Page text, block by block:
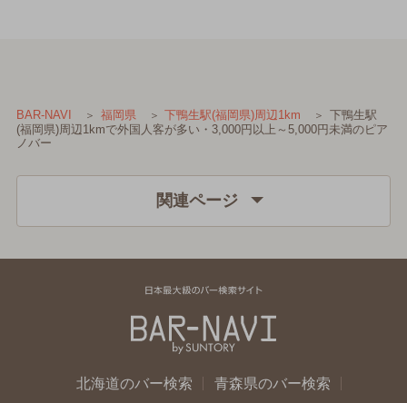
BAR-NAVI 福岡県 下鴨生駅(福岡県)周辺1km
下鴨生駅
(福岡県)周辺1kmで外国人客が多い・3,000円以上～5,000円未満のピア
ノバー
関連ページ
北海道のバー検索
青森県のバー検索